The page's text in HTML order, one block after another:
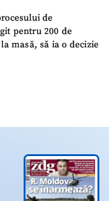
de
pentru 200 de
masă, să ia o decizie